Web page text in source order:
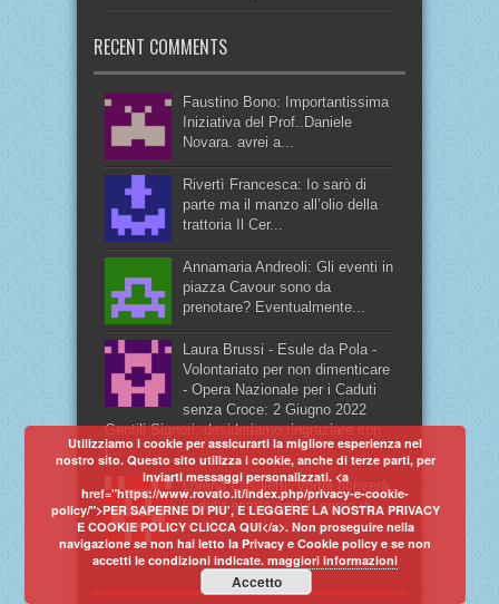
RECENT COMMENTS
Faustino Bono: Importantissima
Iniziativa del Prof..Daniele
Novara. avrei a...
Rivertì Francesca: Io sarò di
parte ma il manzo all’olio della
trattoria Il Cer...
Annamaria Andreoli: Gli eventi in
piazza Cavour sono da
prenotare? Eventualmente...
Laura Brussi - Esule da Pola -
Volontariato per non dimenticare
- Opera Nazionale per i Caduti
senza Croce: 2 Giugno 2022
Gentili Signori, desideriamo ringraziare con
t...
Lorena Casaletti: Vorrei riceverà
la data esatta per un corso di
scrittura cre...
Utilizziamo i cookie per assicurarti la migliore esperienza nel
nostro sito. Questo sito utilizza i cookie, anche di terze parti, per
inviarti messaggi personalizzati. <a
href="https://www.rovato.it/index.php/privacy-e-cookie-
policy/">PER SAPERNE DI PIU', E LEGGERE LA NOSTRA PRIVACY
E COOKIE POLICY CLICCA QUI</a>. Non proseguire nella
navigazione se non hai letto la Privacy e Cookie policy e se non
accetti le condizioni indicate.maggiori informazioni
Accetto